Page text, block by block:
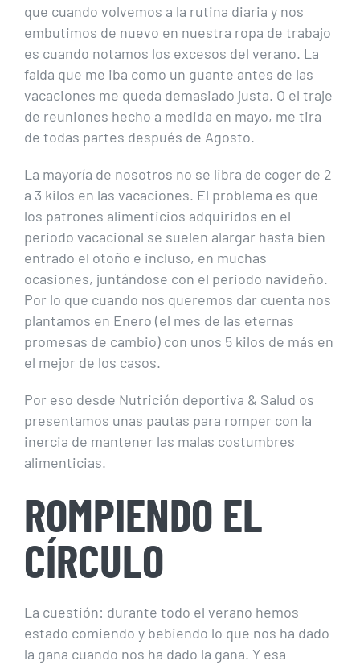
que cuando volvemos a la rutina diaria y nos
embutimos de nuevo en nuestra ropa de trabajo
es cuando notamos los excesos del verano. La
falda que me iba como un guante antes de las
vacaciones me queda demasiado justa. O el traje
de reuniones hecho a medida en mayo, me tira
de todas partes después de Agosto.
La mayoría de nosotros no se libra de coger de 2
a 3 kilos en las vacaciones. El problema es que
los patrones alimenticios adquiridos en el
periodo vacacional se suelen alargar hasta bien
entrado el otoño e incluso, en muchas
ocasiones, juntándose con el periodo navideño.
Por lo que cuando nos queremos dar cuenta nos
plantamos en Enero (el mes de las eternas
promesas de cambio) con unos 5 kilos de más en
el mejor de los casos.
Por eso desde Nutrición deportiva & Salud os
presentamos unas pautas para romper con la
inercia de mantener las malas costumbres
alimenticias.
ROMPIENDO EL
CÍRCULO
La cuestión: durante todo el verano hemos
estado comiendo y bebiendo lo que nos ha dado
la gana cuando nos ha dado la gana. Y esa